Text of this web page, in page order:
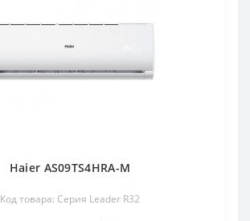
Haier AS09TS4HRA-M
Код товара: Серия Leader R32